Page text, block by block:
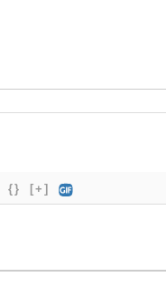
{} [+]